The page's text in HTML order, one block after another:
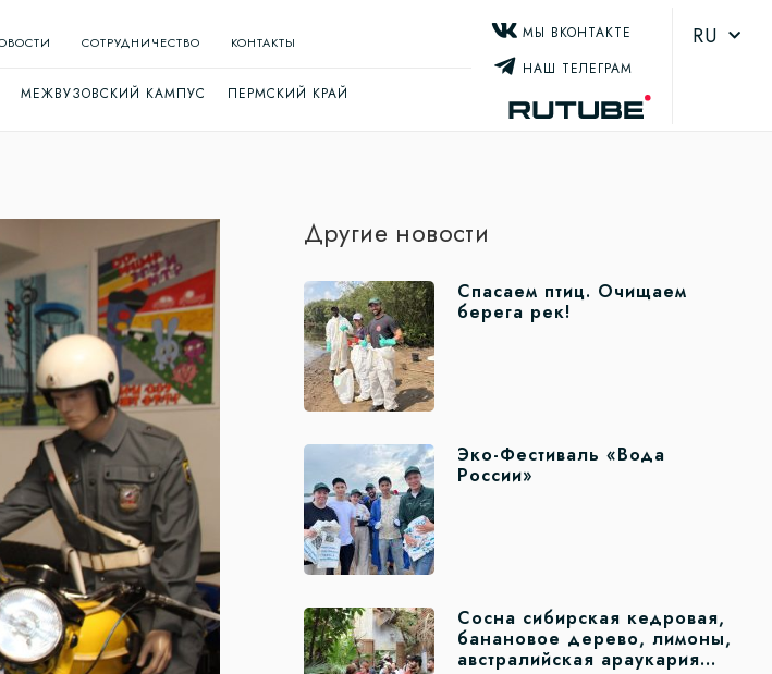
СОТРУДНИЧЕСТВО КОНТАКТЫ
МЕЖВУЗОВСКИЙ КАМПУС ПЕРМСКИЙ КРАЙ
МЫ ВКОНТАКТЕ
НАШ ТЕЛЕГРАМ
RU
Другие новости
Спасаем птиц. Очищаем
берега рек!
Эко-Фестиваль «Вода
России»
Сосна сибирская кедровая,
банановое дерево, лимоны,
австралийская араукария…